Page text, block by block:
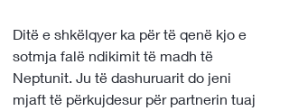
Ditë e shkëlqyer ka për të qenë kjo e
sotmja falë ndikimit të madh të
Neptunit. Ju të dashuruarit do jeni
mjaft të përkujdesur për partnerin tuaj